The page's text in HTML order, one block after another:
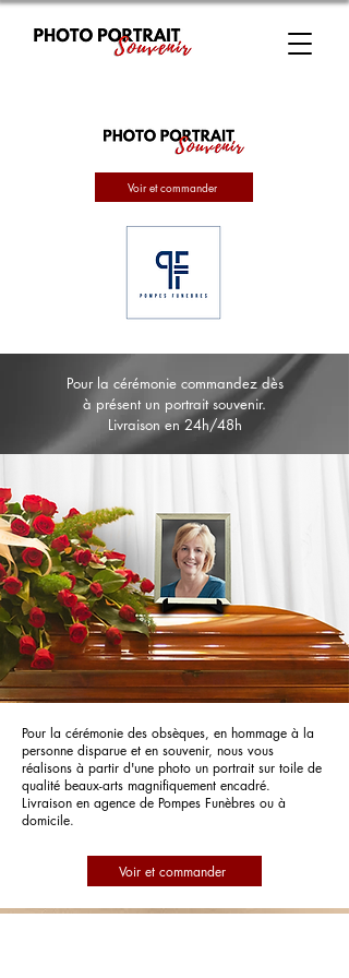
Voir et commander
Pour la cérémonie commandez dès
à présent un portrait souvenir.
Livraison en 24h/48h
Pour la cérémonie des obsèques, en hommage à la
personne disparue et en souvenir, nous vous
réalisons à partir d'une photo un portrait sur toile de
qualité beaux-arts magnifiquement encadré.
Livraison en agence de Pompes Funèbres ou à
domicile.
Voir et commander